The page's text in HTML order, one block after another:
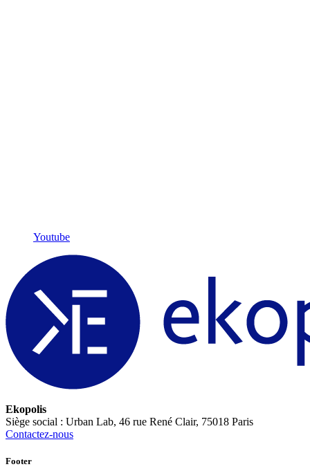
Youtube
Ekopolis
Siège social : Urban Lab, 46 rue René Clair, 75018 Paris
Contactez-nous
Footer